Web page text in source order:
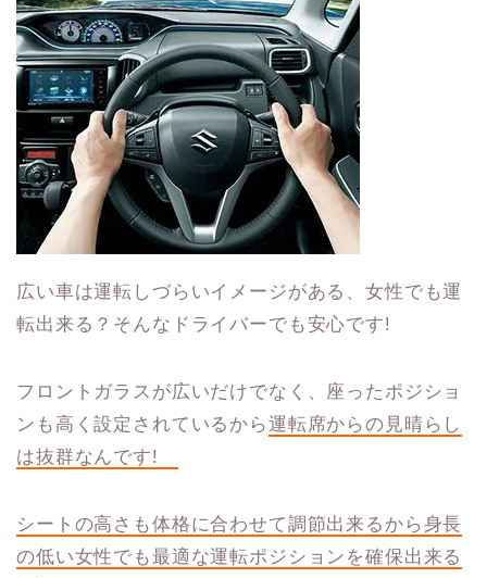
広い車は運転しづらいイメージがある、女性でも運
転出来る？そんなドライバーでも安心です!
フロントガラスが広いだけでなく、座ったポジショ
ンも高く設定されているから運転席からの見晴らし
は抜群なんです!
シートの高さも体格に合わせて調節出来るから身長
の低い女性でも最適な運転ポジションを確保出来る